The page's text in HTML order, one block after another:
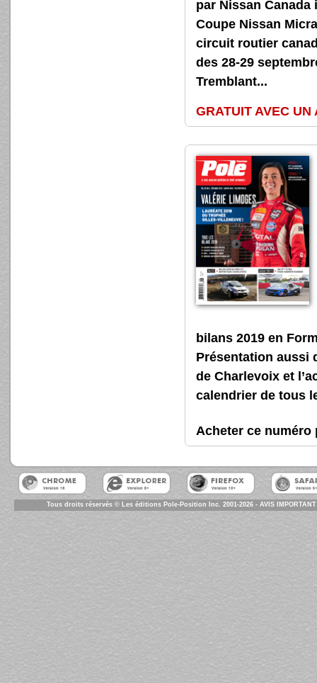
par Nissan
Coupe Nissan
circuit routier
des 28-29
Tremblant...
GRATUIT AVEC UN
bilans 2019 en
Présentation aussi
de Charlevoix et
calendrier de tous
Acheter ce
Tous droits réservés © Les éditions Pole-Position Inc. 2001-2026 - AVIS IMPORTANT